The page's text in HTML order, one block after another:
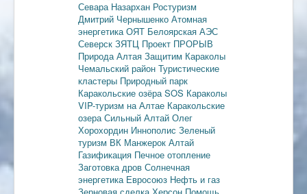
Севара Назархан Ростуризм
Дмитрий Чернышенко Атомная
энергетика ОЯТ Белоярская АЭС
Северск ЗЯТЦ Проект ПРОРЫВ
Природа Алтая Защитим Караколы
Чемальский район Туристические
кластеры Природный парк
Каракольские озёра SOS Караколы
VIP-туризм на Алтае Каракольские
озера Сильный Алтай Олег
Хорохордин Иннополис Зеленый
туризм ВК Манжерок Алтай
Газификация Печное отопление
Заготовка дров Солнечная
энергетика Евросоюз Нефть и газ